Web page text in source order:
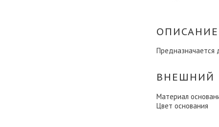
Предназначается
ВНЕШНИЙ
Материал
Цвет основания